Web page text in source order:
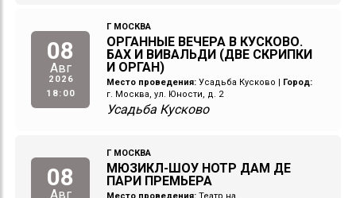
08
Авг
2026
18:00
Г МОСКВА
ОРГАННЫЕ ВЕЧЕРА В КУСКОВО.
БАХ И ВИВАЛЬДИ (ДВЕ СКРИПКИ
И ОРГАН)
Место проведения: Усадьба Кусково | Город:
г. Москва, ул. Юности, д. 2
Усадьба Кусково
08
Авг
Г МОСКВА
МЮЗИКЛ-ШОУ НОТР ДАМ ДЕ
ПАРИ ПРЕМЬЕРА